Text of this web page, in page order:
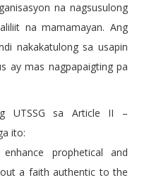
na nagsusulong
na mamamayan. Ang
nakakatulong sa usapin
ay mas nagpapaigting pa
UTSSG sa Article II –
ito:
prophetical and
a faith authentic to the